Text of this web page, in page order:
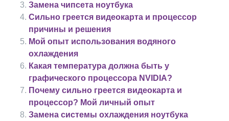
Замена чипсета ноутбука
Сильно греется видеокарта и процессор
причины и решения
Мой опыт использования водяного
охлаждения
Какая температура должна быть у
графического процессора NVIDIA?
Почему сильно греется видеокарта и
процессор? Мой личный опыт
Замена системы охлаждения ноутбука